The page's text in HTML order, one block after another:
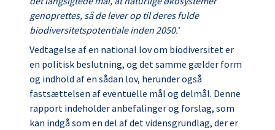
genoprettes, så de lever op til deres fulde
biodiversitetspotentiale inden 2050.’
Vedtagelse af en national lov om biodiversitet er
en politisk beslutning, og det samme gælder form
og indhold af en sådan lov, herunder også
fastsættelsen af eventuelle mål og delmål. Denne
rapport indeholder anbefalinger og forslag, som
kan indgå som en del af det vidensgrundlag, der er